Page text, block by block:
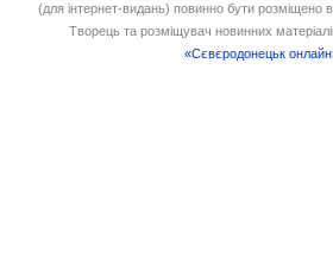
(для інтернет-видань) повинно бути розміщено
Творець та розміщувач новинних
«Сєвєродонецьк